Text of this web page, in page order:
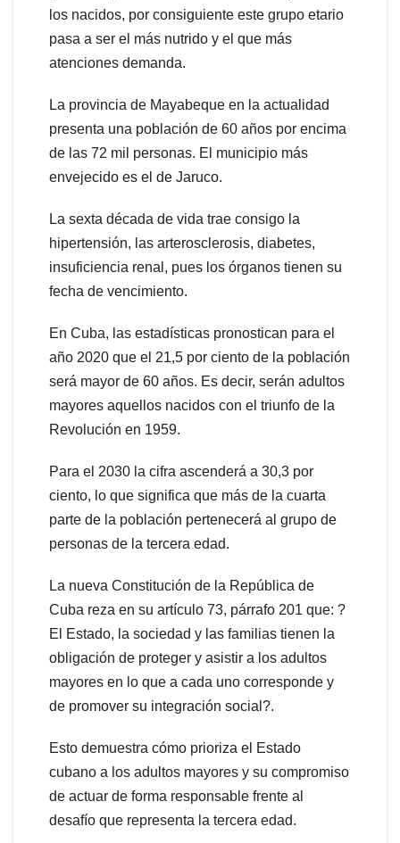
los nacidos, por consiguiente este grupo etario
pasa a ser el más nutrido y el que más
atenciones demanda.
La provincia de Mayabeque en la actualidad
presenta una población de 60 años por encima
de las 72 mil personas. El municipio más
envejecido es el de Jaruco.
La sexta década de vida trae consigo la
hipertensión, las arterosclerosis, diabetes,
insuficiencia renal, pues los órganos tienen su
fecha de vencimiento.
En Cuba, las estadísticas pronostican para el
año 2020 que el 21,5 por ciento de la población
será mayor de 60 años. Es decir, serán adultos
mayores aquellos nacidos con el triunfo de la
Revolución en 1959.
Para el 2030 la cifra ascenderá a 30,3 por
ciento, lo que significa que más de la cuarta
parte de la población pertenecerá al grupo de
personas de la tercera edad.
La nueva Constitución de la República de
Cuba reza en su artículo 73, párrafo 201 que: ?
El Estado, la sociedad y las familias tienen la
obligación de proteger y asistir a los adultos
mayores en lo que a cada uno corresponde y
de promover su integración social?.
Esto demuestra cómo prioriza el Estado
cubano a los adultos mayores y su compromiso
de actuar de forma responsable frente al
desafío que representa la tercera edad.